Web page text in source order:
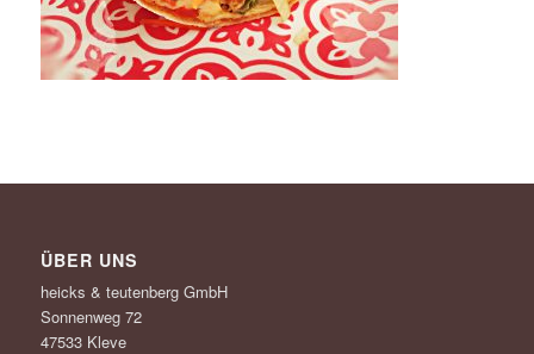
ÜBER UNS
heicks & teutenberg GmbH
Sonnenweg 72
47533 Kleve